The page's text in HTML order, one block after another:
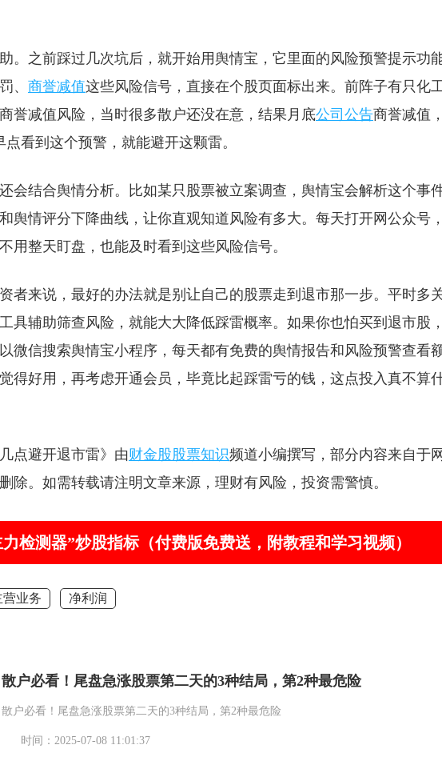
。之前踩过几次坑后，就开始用舆情宝，它里面的风险预警提示功
、 商誉减值这些风险信号，直接在个股页面标出来。前阵子有只化
誉减值风险，当时很多散户还没在意，结果月底公司公告商誉减值，
看到这个预警，就能避开这颗雷。
会结合舆情分析。比如某只股票被立案调查，舆情宝会解析这个事
舆情评分下降曲线，让你直观知道风险有多大。每天打开网公众号，
用整天盯盘，也能及时看到这些风险信号。
者来说，最好的办法就是别让自己的股票走到退市那一步。平时多
具辅助筛查风险，就能大大降低踩雷概率。如果你也怕买到退市股，
微信搜索舆情宝小程序，每天都有免费的舆情报告和风险预警查看
得好用，再考虑开通会员，毕竟比起踩雷亏的钱，这点投入真不算
点避开退市雷》由财金股股票知识频道小编撰写，部分内容来自于网
除。如需转载请注明文章来源，理财有风险，投资需警慎。
检测器”炒股指标（付费版免费送，附教程和学习视频）
营业务 净利润
散户必看！尾盘急涨股票第二天的3种结局，第2种最危险
散户必看！尾盘急涨股票第二天的3种结局，第2种最危险
时间：2025-07-08 11:01:37